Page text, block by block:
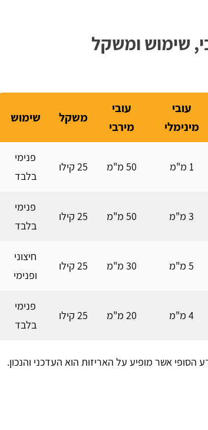
שימוש ומשקל
עובי
מינימלי
עובי
מירבי
משקל שימוש
1 מ"מ 50 מ"מ 25 קילו
פנימי
בלבד
3 מ"מ 50 מ"מ 25 קילו
פנימי
בלבד
5 מ"מ 30 מ"מ 25 קילו
חיצוני
ופנימי
4 מ"מ 20 מ"מ 25 קילו
פנימי
בלבד
אשר מופיע על האריזות הוא העדכני והנכון.